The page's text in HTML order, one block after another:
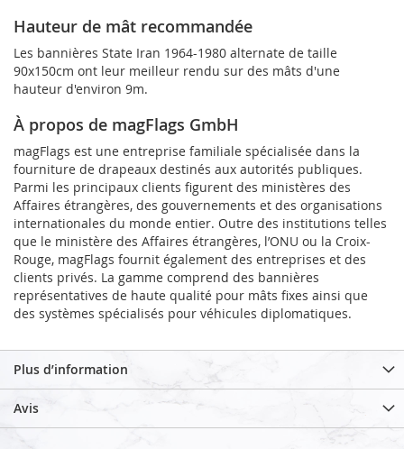
Hauteur de mât recommandée
Les bannières State Iran 1964-1980 alternate de taille
90x150cm ont leur meilleur rendu sur des mâts d'une
hauteur d'environ 9m.
À propos de magFlags GmbH
magFlags est une entreprise familiale spécialisée dans la
fourniture de drapeaux destinés aux autorités publiques.
Parmi les principaux clients figurent des ministères des
Affaires étrangères, des gouvernements et des organisations
internationales du monde entier. Outre des institutions telles
que le ministère des Affaires étrangères, l’ONU ou la Croix-
Rouge, magFlags fournit également des entreprises et des
clients privés. La gamme comprend des bannières
représentatives de haute qualité pour mâts fixes ainsi que
des systèmes spécialisés pour véhicules diplomatiques.
Plus d’information
Avis